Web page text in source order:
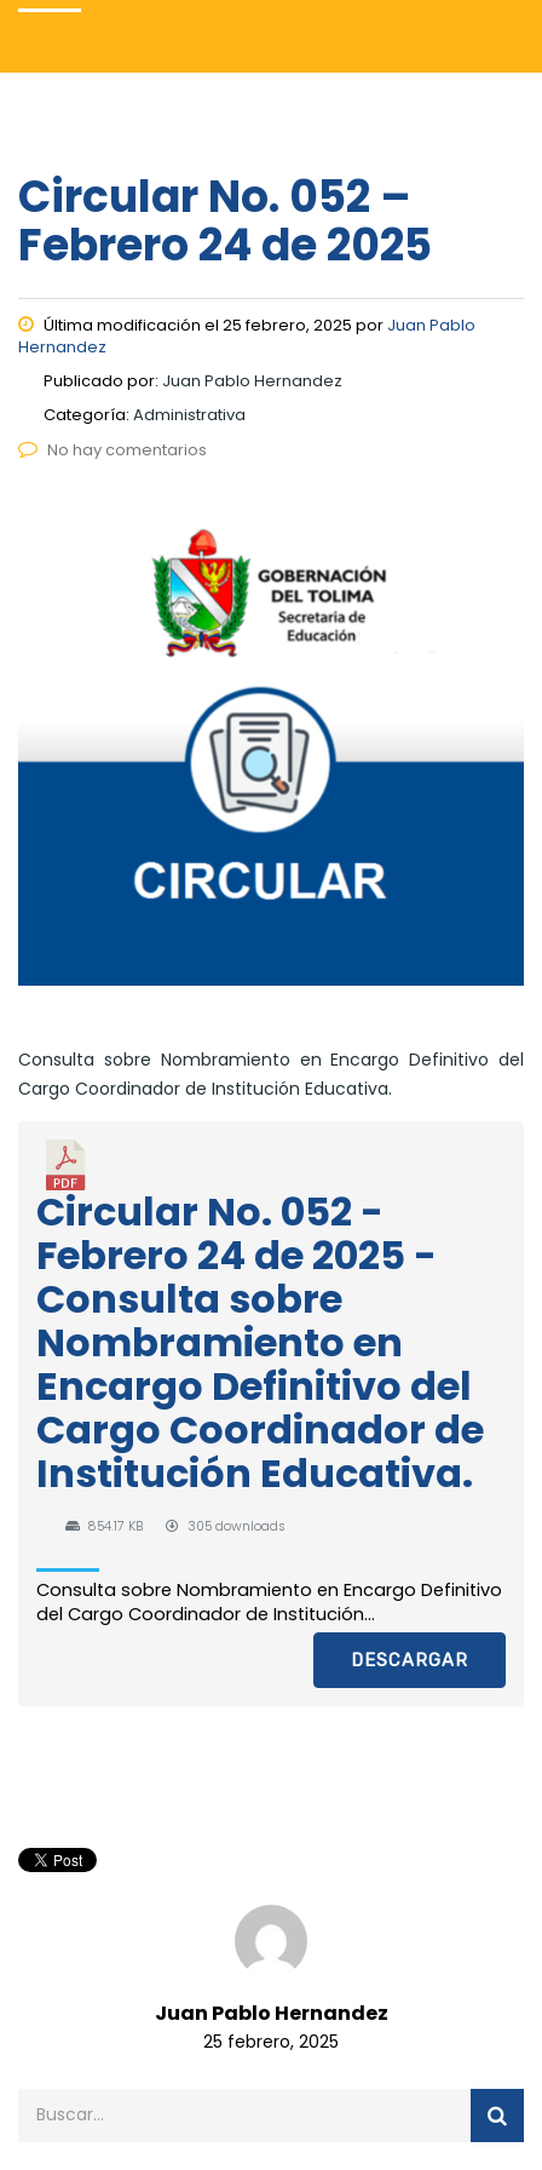
Circular No. 052 –
Febrero 24 de 2025
Última modificación el 25 febrero, 2025 por Juan Pablo
Hernandez
Publicado por: Juan Pablo Hernandez
Categoría: Administrativa
No hay comentarios
Consulta sobre Nombramiento en Encargo Definitivo del
Cargo Coordinador de Institución Educativa.
Circular No. 052 -
Febrero 24 de 2025 -
Consulta sobre
Nombramiento en
Encargo Definitivo del
Cargo Coordinador de
Institución Educativa.
854.17 KB 305 downloads
Consulta sobre Nombramiento en Encargo Definitivo
del Cargo Coordinador de Institución...
DESCARGAR
Juan Pablo Hernandez
25 febrero, 2025